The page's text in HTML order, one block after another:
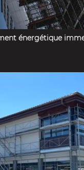
énergétique